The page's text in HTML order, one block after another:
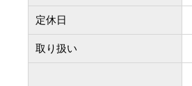
定休日
取り扱い